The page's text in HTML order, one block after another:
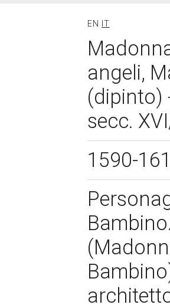
EN IT
angeli,
(dipinto)
secc.
1590-